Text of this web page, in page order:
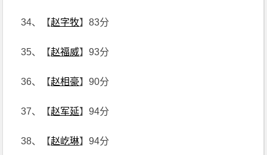
34、【赵字牧】83分
35、【赵福威】93分
36、【赵相豪】90分
37、【赵军延】94分
38、【赵屹琳】94分